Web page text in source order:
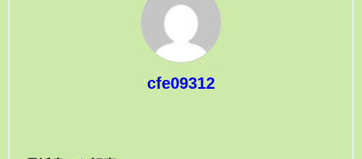
cfe09312